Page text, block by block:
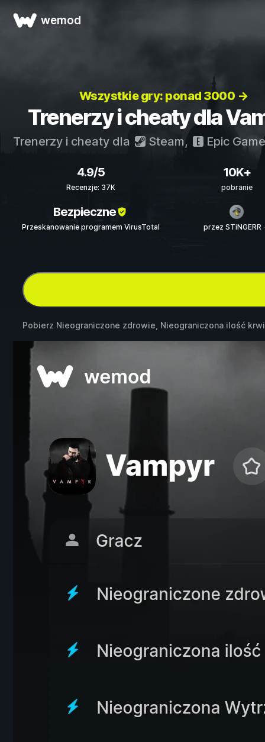
wemod
Wszystkie gry: ponad 3000 →
Trenerzy i cheaty dla
Trenerzy i cheaty dla Steam, Epic
4.9/5
Recenzje: 37K
10K+
pobranie
Bezpieczne
Przeskanowanie programem VirusTotal przez STiNGERR
Pobierz Nieograniczone zdrowie, Nieograniczona ilość